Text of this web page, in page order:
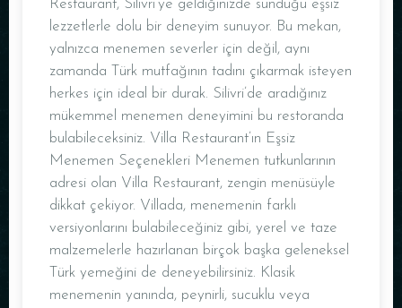
Restaurant, Silivri’ye geldiğinizde sunduğu eşsiz
lezzetlerle dolu bir deneyim sunuyor. Bu mekan,
yalnızca menemen severler için değil, aynı
zamanda Türk mutfağının tadını çıkarmak isteyen
herkes için ideal bir durak. Silivri’de aradığınız
mükemmel menemen deneyimini bu restoranda
bulabileceksiniz. Villa Restaurant’ın Eşsiz
Menemen Seçenekleri Menemen tutkunlarının
adresi olan Villa Restaurant, zengin menüsüyle
dikkat çekiyor. Villada, menemenin farklı
versiyonlarını bulabileceğiniz gibi, yerel ve taze
malzemelerle hazırlanan birçok başka geleneksel
Türk yemeğini de deneyebilirsiniz. Klasik
menemenin yanında, peynirli, sucuklu veya